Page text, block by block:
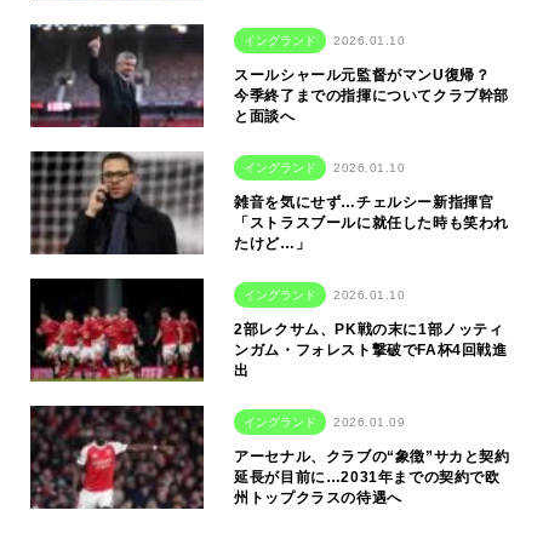
イングランド 2026.01.10
スールシャール元監督がマンU復帰？
今季終了までの指揮についてクラブ幹部
と面談へ
イングランド 2026.01.10
雑音を気にせず…チェルシー新指揮官
「ストラスブールに就任した時も笑われ
たけど…」
イングランド 2026.01.10
2部レクサム、PK戦の末に1部ノッティ
ンガム・フォレスト撃破でFA杯4回戦進
出
イングランド 2026.01.09
アーセナル、クラブの“象徴”サカと契約
延長が目前に…2031年までの契約で欧
州トップクラスの待遇へ